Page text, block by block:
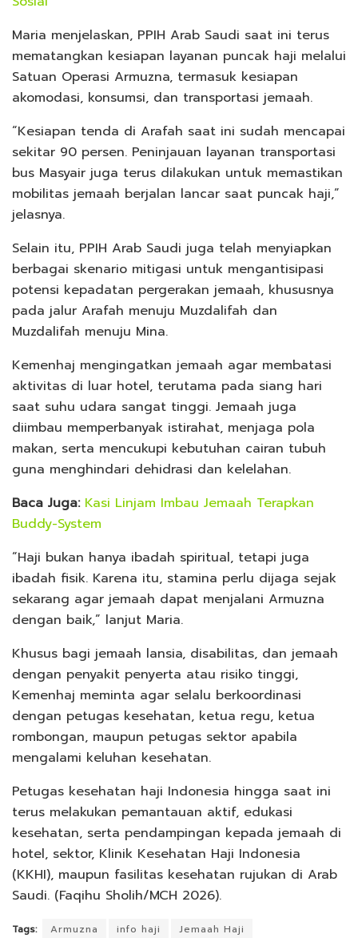
Maria menjelaskan, PPIH Arab Saudi saat ini terus
mematangkan kesiapan layanan puncak haji melalui
Satuan Operasi Armuzna, termasuk kesiapan
akomodasi, konsumsi, dan transportasi jemaah.
“Kesiapan tenda di Arafah saat ini sudah mencapai
sekitar 90 persen. Peninjauan layanan transportasi
bus Masyair juga terus dilakukan untuk memastikan
mobilitas jemaah berjalan lancar saat puncak haji,”
jelasnya.
Selain itu, PPIH Arab Saudi juga telah menyiapkan
berbagai skenario mitigasi untuk mengantisipasi
potensi kepadatan pergerakan jemaah, khususnya
pada jalur Arafah menuju Muzdalifah dan
Muzdalifah menuju Mina.
Kemenhaj mengingatkan jemaah agar membatasi
aktivitas di luar hotel, terutama pada siang hari
saat suhu udara sangat tinggi. Jemaah juga
diimbau memperbanyak istirahat, menjaga pola
makan, serta mencukupi kebutuhan cairan tubuh
guna menghindari dehidrasi dan kelelahan.
Baca Juga: Kasi Linjam Imbau Jemaah Terapkan
Buddy-System
“Haji bukan hanya ibadah spiritual, tetapi juga
ibadah fisik. Karena itu, stamina perlu dijaga sejak
sekarang agar jemaah dapat menjalani Armuzna
dengan baik,” lanjut Maria.
Khusus bagi jemaah lansia, disabilitas, dan jemaah
dengan penyakit penyerta atau risiko tinggi,
Kemenhaj meminta agar selalu berkoordinasi
dengan petugas kesehatan, ketua regu, ketua
rombongan, maupun petugas sektor apabila
mengalami keluhan kesehatan.
Petugas kesehatan haji Indonesia hingga saat ini
terus melakukan pemantauan aktif, edukasi
kesehatan, serta pendampingan kepada jemaah di
hotel, sektor, Klinik Kesehatan Haji Indonesia
(KKHI), maupun fasilitas kesehatan rujukan di Arab
Saudi. (Faqihu Sholih/MCH 2026).
Tags: Armuzna info haji Jemaah Haji